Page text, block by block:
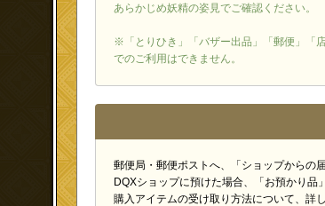
あらかじめ妖精の姿見でご確認ください。
※「とりひき」「バザー出品」「郵便」「店
でのご利用はできません。
郵便局・郵便ポストへ、「ショップからの
DQXショップに預けた場合、「お預かり品
購入アイテムの受け取り方法について、詳